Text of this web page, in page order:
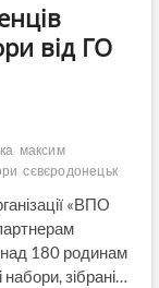
від ГО
максим
сєвєродонецьк
«ВПО
180 родинам
зібрані…